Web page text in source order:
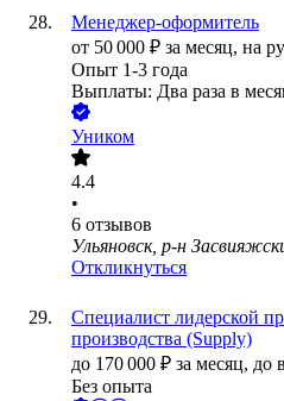
Менеджер-оформитель
от 50 000 ₽ за месяц, на
Опыт 1-3 года
Выплаты: Два раза в
Уником
4.4
•
6 отзывов
Ульяновск, р-н
Откликнуться
Специалист лидерской
производства (Supply)
до 170 000 ₽ за месяц, до
Без опыта